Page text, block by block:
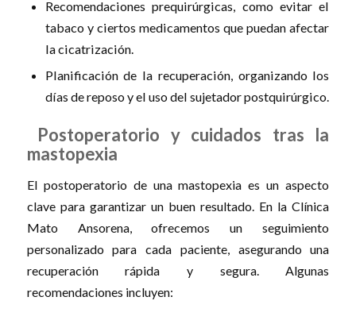
Recomendaciones prequirúrgicas, como evitar el
tabaco y ciertos medicamentos que puedan afectar
la cicatrización.
Planificación de la recuperación, organizando los
días de reposo y el uso del sujetador postquirúrgico.
Postoperatorio y cuidados tras la
mastopexia
El postoperatorio de una mastopexia es un aspecto
clave para garantizar un buen resultado. En la Clínica
Mato Ansorena, ofrecemos un seguimiento
personalizado para cada paciente, asegurando una
recuperación rápida y segura. Algunas
recomendaciones incluyen: